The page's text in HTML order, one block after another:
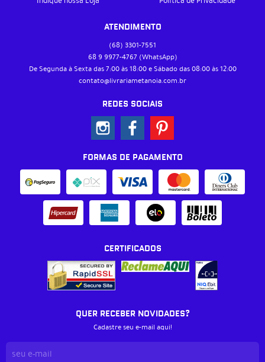
ATENDIMENTO
(68) 3301-7551
68 9 9977-4767 (WhatsApp)
De Segunda à Sexta das 7:00 às 18:00 e Sábado das 08:00 às 12:00
contato@livrariametanoia.com.br
REDES SOCIAIS
FORMAS DE PAGAMENTO
CERTIFICADOS
QUER RECEBER NOVIDADES?
Cadastre seu e-mail aqui!